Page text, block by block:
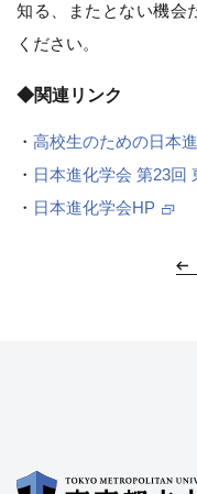
知る、またとない機会
ください。
◆関連リンク
・ 高校生のための日本
・ 日本進化学会 第23回
・ 日本進化学会HP